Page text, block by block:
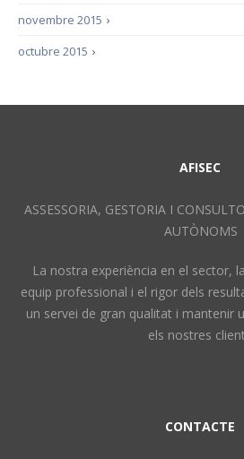
›
novembre 2015
›
octubre 2015
AFISEC
ASSESSORIA, GESTORIA I
AUTÒNOMS
La nostra experiència en el sector,
equip professional i el rigor dels
un servei de gran qualitat i mantenir
els nostres
CONTACTE